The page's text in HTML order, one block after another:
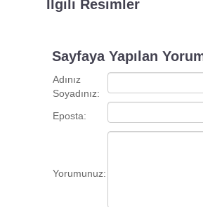
İlgili Resimler
Sayfaya Yapılan
Adınız
Soyadınız:
Eposta:
Yorumunuz: